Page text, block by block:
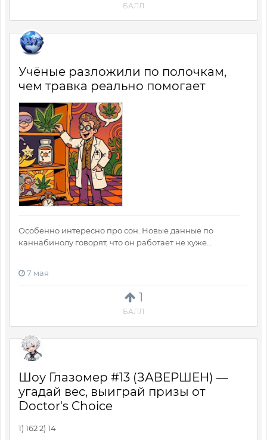
БАЛЛ
1
БАЛЛ
Учёные разложили по полочкам,
чем травка реально помогает
Особенно интересно про сон. Новые данные по
каннабинолу говорят, что он работает не хуже...
7 мая
Шоу Глазомер #13 (ЗАВЕРШЕН) —
угадай вес, выиграй призы от
Doctor's Choice
1) 162 2) 14